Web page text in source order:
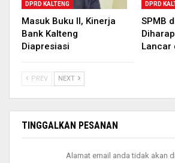
DPRD KALTENG
Masuk Buku II, Kinerja
Bank Kalteng
Diapresiasi
DPRD
SPMB
Lancar
PREV NEXT
TINGGALKAN PESANAN
Alamat email anda tidak akan